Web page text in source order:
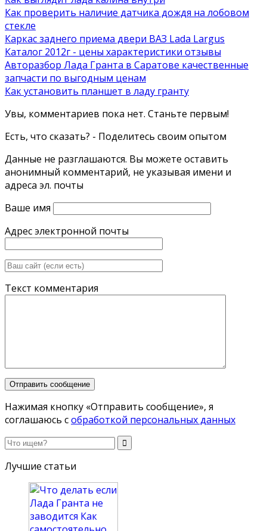
Как проверить наличие датчика дождя на лобовом
стекле
Каркас заднего приема двери ВАЗ Lada Largus
Каталог 2012г - цены характеристики отзывы
Авторазбор Лада Гранта в Саратове качественные
запчасти по выгодным ценам
Как установить планшет в ладу гранту
Увы, комментариев пока нет. Станьте первым!
Есть, что сказать? - Поделитесь своим опытом
Данные не разглашаются. Вы можете оставить
анонимный комментарий, не указывая имени и
адреса эл. почты
Ваше имя
Адрес электронной почты
Текст комментария
Нажимая кнопку «Отправить сообщение», я
соглашаюсь собработкой персональных данных
Лучшие статьи